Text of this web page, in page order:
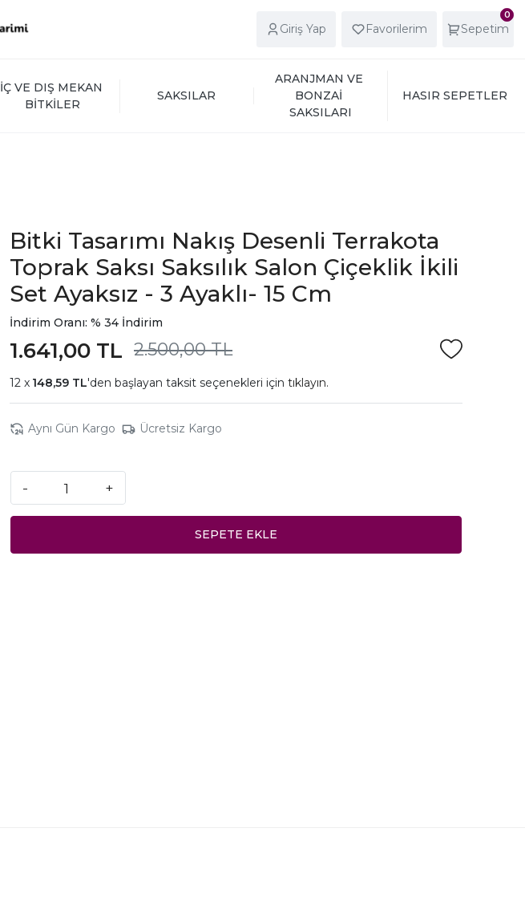
Giriş Yap Favorilerim
0
Sepetim
İÇ VE DIŞ MEKAN
BİTKİLER
SAKSILAR
ARANJMAN VE
BONZAİ
SAKSILARI
HASIR SEPETLER
Bitki Tasarımı Nakış Desenli Terrakota
Toprak Saksı Saksılık Salon Çiçeklik İkili
Set Ayaksız - 3 Ayaklı- 15 Cm
İndirim Oranı: % 34 İndirim
2.500,00 TL
1.641,00 TL
148,59 TL'den başlayan taksit seçenekleri için tıklayın.
Aynı Gün Kargo Ücretsiz Kargo
- +
SEPETE EKLE